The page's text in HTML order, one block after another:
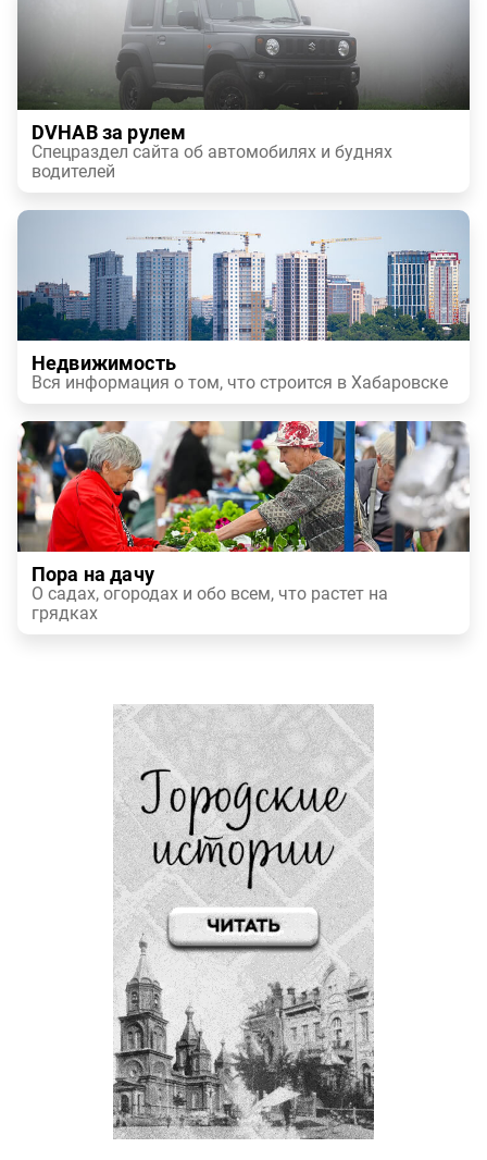
DVHAB за рулем
Спецраздел сайта об автомобилях и буднях
водителей
Недвижимость
Вся информация о том, что строится в Хабаровске
Пора на дачу
О садах, огородах и обо всем, что растет на
грядках